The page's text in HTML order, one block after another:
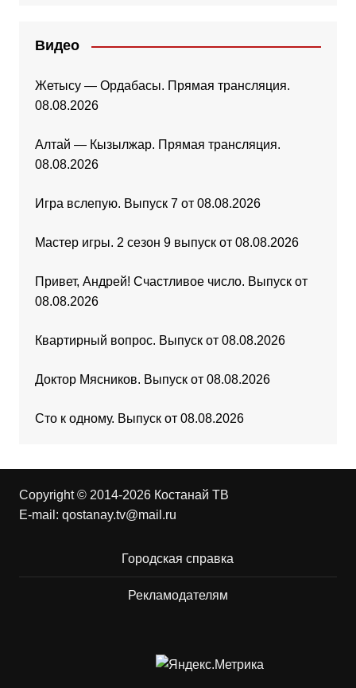
Видео
Жетысу — Ордабасы. Прямая трансляция.
08.08.2026
Алтай — Кызылжар. Прямая трансляция.
08.08.2026
Игра вслепую. Выпуск 7 от 08.08.2026
Мастер игры. 2 сезон 9 выпуск от 08.08.2026
Привет, Андрей! Счастливое число. Выпуск от
08.08.2026
Квартирный вопрос. Выпуск от 08.08.2026
Доктор Мясников. Выпуск от 08.08.2026
Сто к одному. Выпуск от 08.08.2026
Copyright © 2014-2026 Костанай ТВ
E-mail: qostanay.tv@mail.ru
Городская справка
Рекламодателям